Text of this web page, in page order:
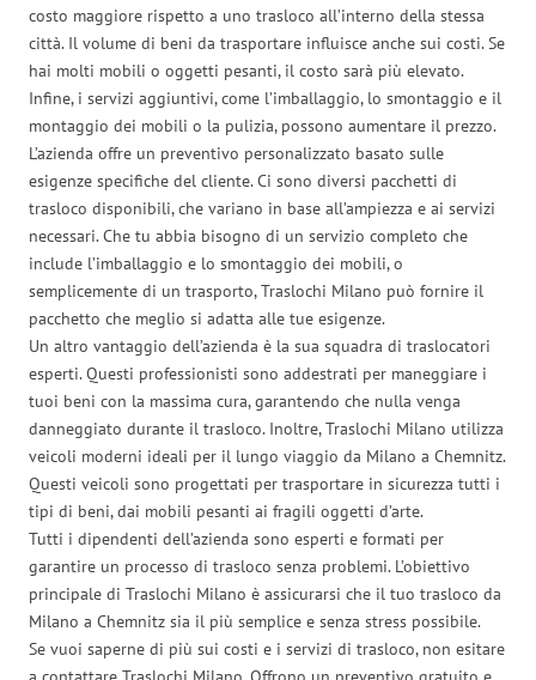
costo maggiore rispetto a uno trasloco all’interno della stessa
città. Il volume di beni da trasportare influisce anche sui costi. Se
hai molti mobili o oggetti pesanti, il costo sarà più elevato.
Infine, i servizi aggiuntivi, come l’imballaggio, lo smontaggio e il
montaggio dei mobili o la pulizia, possono aumentare il prezzo.
L’azienda offre un preventivo personalizzato basato sulle
esigenze specifiche del cliente. Ci sono diversi pacchetti di
trasloco disponibili, che variano in base all’ampiezza e ai servizi
necessari. Che tu abbia bisogno di un servizio completo che
include l’imballaggio e lo smontaggio dei mobili, o
semplicemente di un trasporto, Traslochi Milano può fornire il
pacchetto che meglio si adatta alle tue esigenze.
Un altro vantaggio dell’azienda è la sua squadra di traslocatori
esperti. Questi professionisti sono addestrati per maneggiare i
tuoi beni con la massima cura, garantendo che nulla venga
danneggiato durante il trasloco. Inoltre, Traslochi Milano utilizza
veicoli moderni ideali per il lungo viaggio da Milano a Chemnitz.
Questi veicoli sono progettati per trasportare in sicurezza tutti i
tipi di beni, dai mobili pesanti ai fragili oggetti d’arte.
Tutti i dipendenti dell’azienda sono esperti e formati per
garantire un processo di trasloco senza problemi. L’obiettivo
principale di Traslochi Milano è assicurarsi che il tuo trasloco da
Milano a Chemnitz sia il più semplice e senza stress possibile.
Se vuoi saperne di più sui costi e i servizi di trasloco, non esitare